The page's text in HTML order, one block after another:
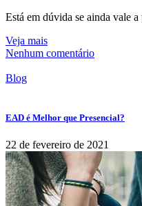
Está em dúvida se ainda vale
Veja mais
Nenhum comentário
Blog
EAD é Melhor que Presencial?
22 de fevereiro de 2021